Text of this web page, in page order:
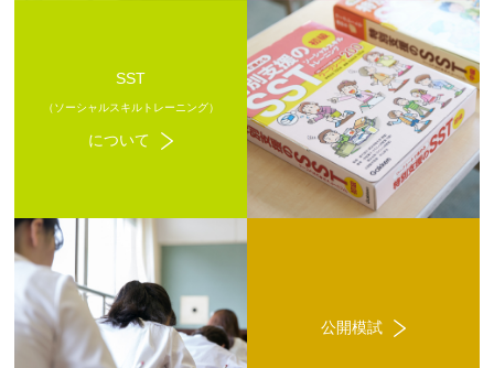
SST
（ソーシャルスキルトレーニング）
について
公開模試